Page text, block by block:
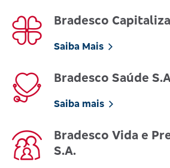
Bradesco
Saiba Mais
Bradesco Saúde
Saiba mais
Bradesco Vida e
S.A.